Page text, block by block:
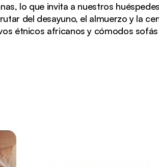
blancos y detalles en piedra
lo que invita a nuestros
del desayuno, el almuerzo y la
étnicos africanos y cómodos